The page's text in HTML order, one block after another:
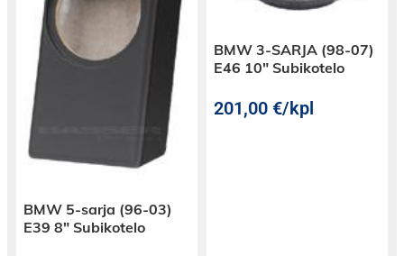
(Suoraan taakse, ylänäkymä, kulma, panorama).
Kuvakulmien vaihto tapahtuu suoraan Alpine -
soittimen kosketusnäytöltä.
Valittavissa olevat kuvakulmat:
BMW 5-sarja (96-03)
E39 8″ Subikotelo
BMW 3-SARJA (98-07)
E46 10″ Subikotelo
201,00€/kpl